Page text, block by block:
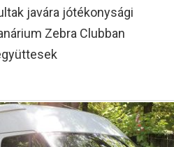
javára jótékonysági
Zebra Clubban